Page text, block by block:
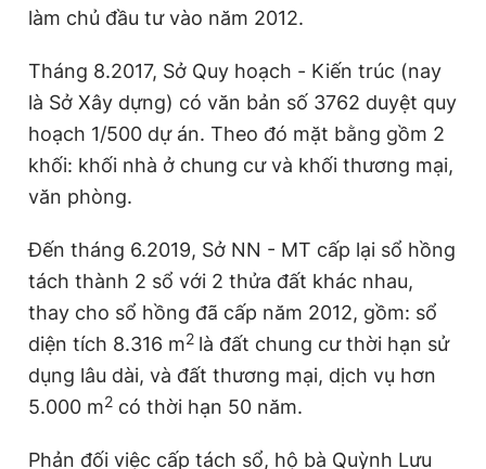
làm chủ đầu tư vào năm 2012.
Tháng 8.2017, Sở Quy hoạch - Kiến trúc (nay
là Sở Xây dựng) có văn bản số 3762 duyệt quy
hoạch 1/500 dự án. Theo đó mặt bằng gồm 2
khối: khối nhà ở chung cư và khối thương mại,
văn phòng.
Đến tháng 6.2019, Sở NN - MT cấp lại sổ hồng
tách thành 2 sổ với 2 thửa đất khác nhau,
thay cho sổ hồng đã cấp năm 2012, gồm: sổ
diện tích 8.316 m2 là đất chung cư thời hạn sử
dụng lâu dài, và đất thương mại, dịch vụ hơn
5.000 m2 có thời hạn 50 năm.
Phản đối việc cấp tách sổ, hộ bà Quỳnh Lưu